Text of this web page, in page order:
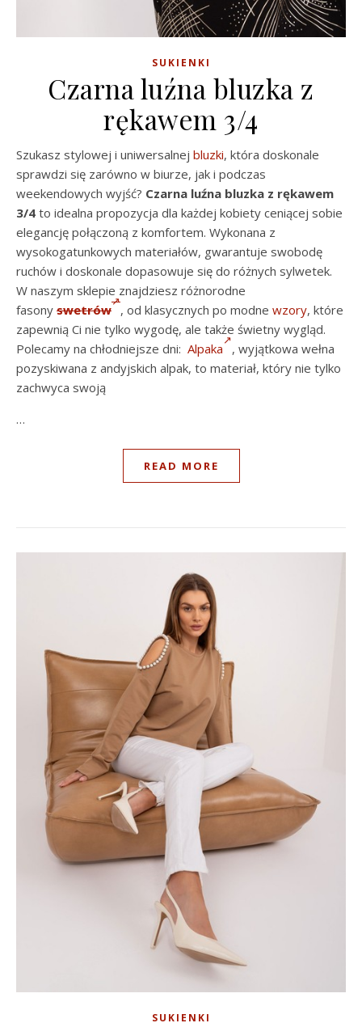
SUKIENKI
Czarna luźna bluzka z
rękawem 3/4
Szukasz stylowej i uniwersalnej bluzki, która doskonale
sprawdzi się zarówno w biurze, jak i podczas
weekendowych wyjść? Czarna luźna bluzka z rękawem
3/4 to idealna propozycja dla każdej kobiety ceniącej sobie
elegancję połączoną z komfortem. Wykonana z
wysokogatunkowych materiałów, gwarantuje swobodę
ruchów i doskonale dopasowuje się do różnych sylwetek.
W naszym sklepie znajdziesz różnorodne
fasony swetrów , od klasycznych po modne wzory, które
zapewnią Ci nie tylko wygodę, ale także świetny wygląd.
Polecamy na chłodniejsze dni: Alpaka
, wyjątkowa wełna
pozyskiwana z andyjskich alpak, to materiał, który nie tylko
zachwyca swoją
…
READ MORE
SUKIENKI